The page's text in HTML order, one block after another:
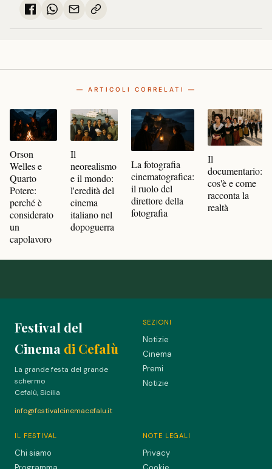
— ARTICOLI CORRELATI —
Orson
Welles e
Quarto
Potere:
perché è
considerato
un
capolavoro
Il
neorealismo
e il mondo:
l'eredità del
cinema
italiano nel
dopoguerra
La fotografia
cinematografica:
il ruolo del
direttore della
fotografia
Il
documentario:
cos'è e come
racconta la
realtà
Festival del
Cinema di Cefalù
La grande festa del grande
schermo
Cefalù, Sicilia
info@festivalcinemacefalu.it
SEZIONI
Notizie
Cinema
Premi
Notizie
IL FESTIVAL
Chi siamo
NOTE LEGALI
Privacy